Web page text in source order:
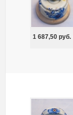
1 687,50 руб.